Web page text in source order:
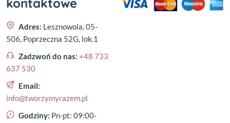
kontaktowe
Adres: Lesznowola, 05-
506, Poprzeczna 52G, lok.1
Zadzwoń do nas: +48 733
637 530
Email:
info@tworzymyrazem.pl
Godziny: Pn-pt: 09:00-